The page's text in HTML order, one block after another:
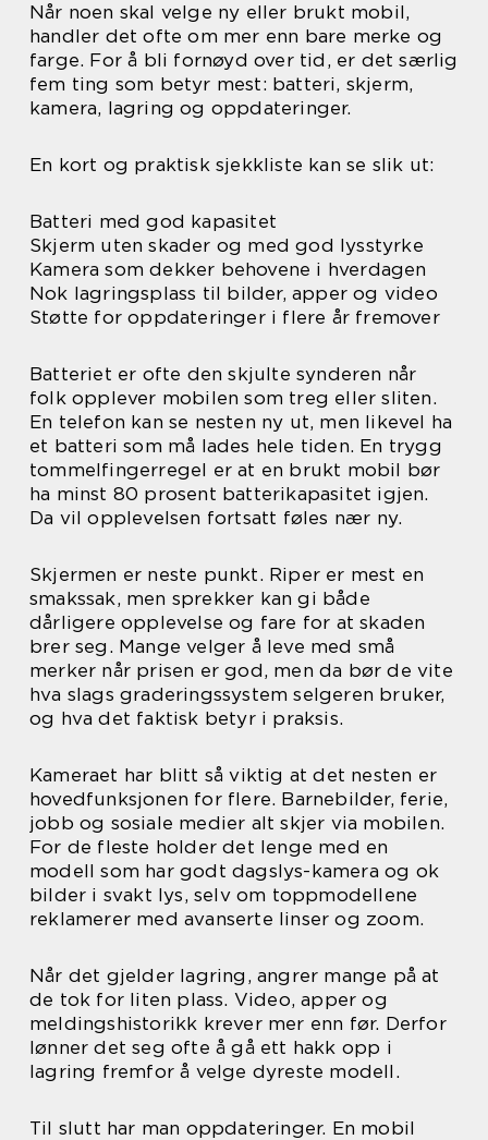
Når noen skal velge ny eller brukt mobil,
handler det ofte om mer enn bare merke og
farge. For å bli fornøyd over tid, er det særlig
fem ting som betyr mest: batteri, skjerm,
kamera, lagring og oppdateringer.
En kort og praktisk sjekkliste kan se slik ut:
Batteri med god kapasitet
Skjerm uten skader og med god lysstyrke
Kamera som dekker behovene i hverdagen
Nok lagringsplass til bilder, apper og video
Støtte for oppdateringer i flere år fremover
Batteriet er ofte den skjulte synderen når
folk opplever mobilen som treg eller sliten.
En telefon kan se nesten ny ut, men likevel ha
et batteri som må lades hele tiden. En trygg
tommelfingerregel er at en brukt mobil bør
ha minst 80 prosent batterikapasitet igjen.
Da vil opplevelsen fortsatt føles nær ny.
Skjermen er neste punkt. Riper er mest en
smakssak, men sprekker kan gi både
dårligere opplevelse og fare for at skaden
brer seg. Mange velger å leve med små
merker når prisen er god, men da bør de vite
hva slags graderingssystem selgeren bruker,
og hva det faktisk betyr i praksis.
Kameraet har blitt så viktig at det nesten er
hovedfunksjonen for flere. Barnebilder, ferie,
jobb og sosiale medier alt skjer via mobilen.
For de fleste holder det lenge med en
modell som har godt dagslys-kamera og ok
bilder i svakt lys, selv om toppmodellene
reklamerer med avanserte linser og zoom.
Når det gjelder lagring, angrer mange på at
de tok for liten plass. Video, apper og
meldingshistorikk krever mer enn før. Derfor
lønner det seg ofte å gå ett hakk opp i
lagring fremfor å velge dyreste modell.
Til slutt har man oppdateringer. En mobil